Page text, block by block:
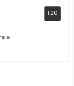
1:20
»